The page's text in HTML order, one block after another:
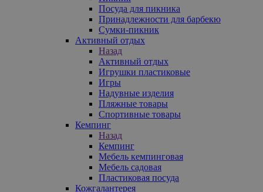
Посуда для пикника
Принадлежности для барбекю
Сумки-пикник
Активный отдых
Назад
Активный отдых
Игрушки пластиковые
Игры
Надувные изделия
Пляжные товары
Спортивные товары
Кемпинг
Назад
Кемпинг
Мебель кемпинговая
Мебель садовая
Пластиковая посуда
Кожгалантерея